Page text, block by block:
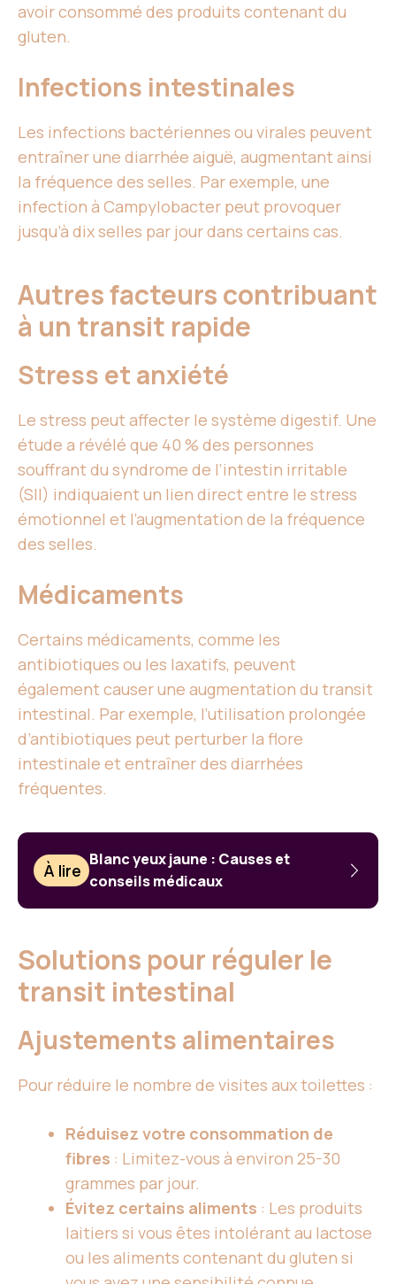
avoir consommé des produits contenant du
gluten.
Infections intestinales
Les infections bactériennes ou virales peuvent
entraîner une diarrhée aiguë, augmentant ainsi
la fréquence des selles. Par exemple, une
infection à Campylobacter peut provoquer
jusqu’à dix selles par jour dans certains cas.
Autres facteurs contribuant
à un transit rapide
Stress et anxiété
Le stress peut affecter le système digestif. Une
étude a révélé que 40 % des personnes
souffrant du syndrome de l’intestin irritable
(SII) indiquaient un lien direct entre le stress
émotionnel et l’augmentation de la fréquence
des selles.
Médicaments
Certains médicaments, comme les
antibiotiques ou les laxatifs, peuvent
également causer une augmentation du transit
intestinal. Par exemple, l’utilisation prolongée
d’antibiotiques peut perturber la flore
intestinale et entraîner des diarrhées
fréquentes.
À lire
Blanc yeux jaune : Causes et
conseils médicaux
Solutions pour réguler le
transit intestinal
Ajustements alimentaires
Pour réduire le nombre de visites aux toilettes :
Réduisez votre consommation de
fibres : Limitez-vous à environ 25-30
grammes par jour.
Évitez certains aliments : Les produits
laitiers si vous êtes intolérant au lactose
ou les aliments contenant du gluten si